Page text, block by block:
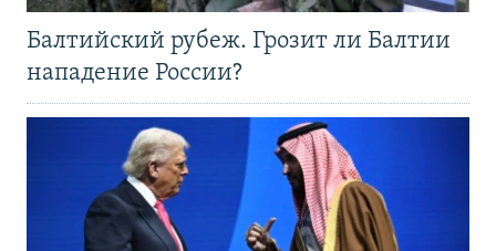
Балтийский рубеж. Грозит ли Балтии
нападение России?